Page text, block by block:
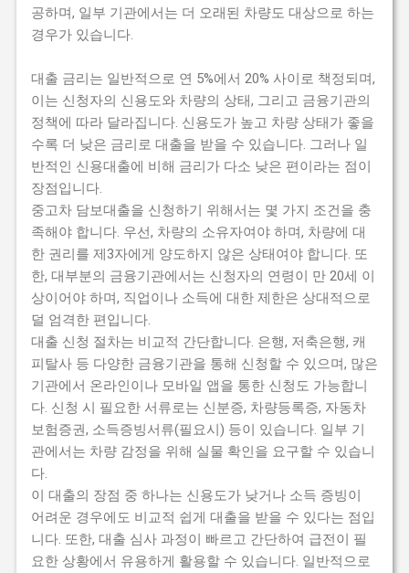
공하며, 일부 기관에서는 더 오래된 차량도 대상으로 하는
경우가 있습니다.
대출 금리는 일반적으로 연 5%에서 20% 사이로 책정되며,
이는 신청자의 신용도와 차량의 상태, 그리고 금융기관의
정책에 따라 달라집니다. 신용도가 높고 차량 상태가 좋을
수록 더 낮은 금리로 대출을 받을 수 있습니다. 그러나 일
반적인 신용대출에 비해 금리가 다소 낮은 편이라는 점이
장점입니다.
중고차 담보대출을 신청하기 위해서는 몇 가지 조건을 충
족해야 합니다. 우선, 차량의 소유자여야 하며, 차량에 대
한 권리를 제3자에게 양도하지 않은 상태여야 합니다. 또
한, 대부분의 금융기관에서는 신청자의 연령이 만 20세 이
상이어야 하며, 직업이나 소득에 대한 제한은 상대적으로
덜 엄격한 편입니다.
대출 신청 절차는 비교적 간단합니다. 은행, 저축은행, 캐
피탈사 등 다양한 금융기관을 통해 신청할 수 있으며, 많은
기관에서 온라인이나 모바일 앱을 통한 신청도 가능합니
다. 신청 시 필요한 서류로는 신분증, 차량등록증, 자동차
보험증권, 소득증빙서류(필요시) 등이 있습니다. 일부 기
관에서는 차량 감정을 위해 실물 확인을 요구할 수 있습니
다.
이 대출의 장점 중 하나는 신용도가 낮거나 소득 증빙이
어려운 경우에도 비교적 쉽게 대출을 받을 수 있다는 점입
니다. 또한, 대출 심사 과정이 빠르고 간단하여 급전이 필
요한 상황에서 유용하게 활용할 수 있습니다. 일반적으로